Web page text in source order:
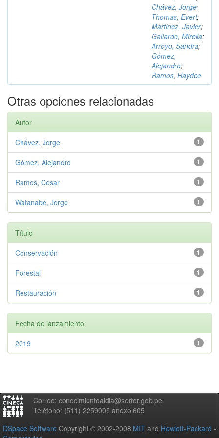
Chávez, Jorge;
Thomas, Evert;
Martinez, Javier;
Gallardo, Mirella;
Arroyo, Sandra;
Gómez,
Alejandro;
Ramos, Haydee
Otras opciones relacionadas
Autor
1
Chávez, Jorge
1
Gómez, Alejandro
1
Ramos, Cesar
1
Watanabe, Jorge
Título
1
Conservación
1
Forestal
1
Restauración
Fecha de lanzamiento
1
2019
Correo: conocimientoaldia@serfor.gob.pe
Teléfono: (511) 2259005 anexo 605
DSpace Software Copyright © 2002-2008 MIT and Hewlett-Packard -